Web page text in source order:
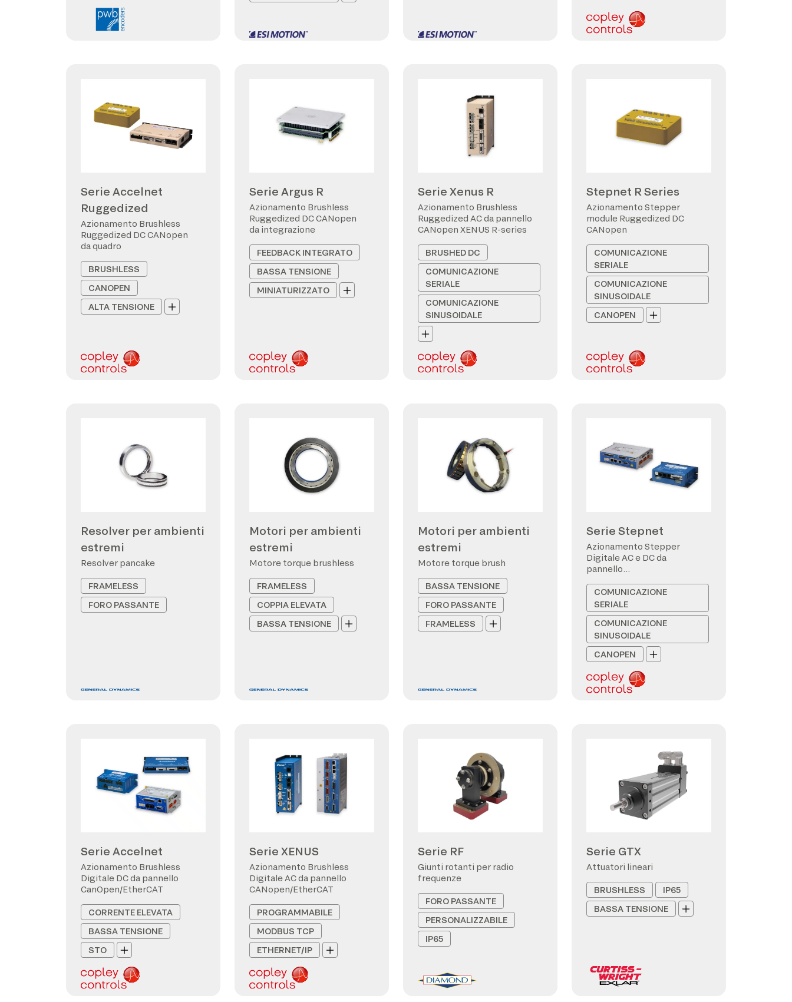
Serie Accelnet
Ruggedized
Azionamento Brushless
Ruggedized DC CANopen
da quadro
BRUSHLESS
CANOPEN
ALTA TENSIONE
Serie Argus R
Azionamento Brushless
Ruggedized DC CANopen
da integrazione
FEEDBACK INTEGRATO
BASSA TENSIONE
MINIATURIZZATO
Serie Xenus R
Azionamento Brushless
Ruggedized AC da pannello
CANopen XENUS R-series
BRUSHED DC
COMUNICAZIONE
SERIALE
COMUNICAZIONE
SINUSOIDALE
Stepnet R Series
Azionamento Stepper
module Ruggedized DC
CANopen
COMUNICAZIONE
SERIALE
COMUNICAZIONE
SINUSOIDALE
CANOPEN
Resolver per ambienti
estremi
Resolver pancake
FRAMELESS
FORO PASSANTE
Motori per ambienti
estremi
Motore torque brushless
FRAMELESS
COPPIA ELEVATA
BASSA TENSIONE
Motori per ambienti
estremi
Motore torque brush
BASSA TENSIONE
FORO PASSANTE
FRAMELESS
Serie Stepnet
Azionamento Stepper
Digitale AC e DC da
pannello
COMUNICAZIONE
SERIALE
COMUNICAZIONE
SINUSOIDALE
CANOPEN
Serie Accelnet
Azionamento Brushless
Digitale DC da pannello
CanOpen/EtherCAT
CORRENTE ELEVATA
BASSA TENSIONE
STO
Serie XENUS
Azionamento Brushless
Digitale AC da pannello
CANopen/EtherCAT
PROGRAMMABILE
MODBUS TCP
ETHERNET/IP
Serie RF
Giunti rotanti per radio
frequenze
FORO PASSANTE
PERSONALIZZABILE
IP65
Serie GTX
Attuatori lineari
BRUSHLESS
IP65
BASSA TENSIONE